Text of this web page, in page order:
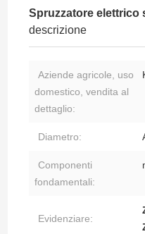
Spruzzatore elettrico
descrizione
Aziende agricole, uso
domestico, vendita al
dettaglio:
Diametro:
Componenti
fondamentali:
Evidenziare: